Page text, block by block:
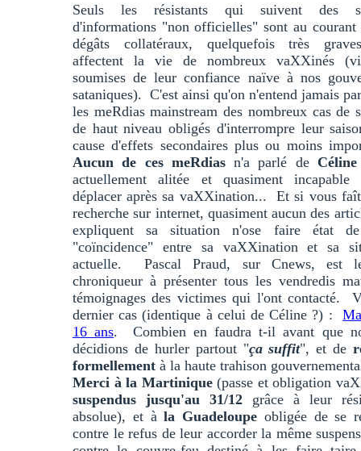
Seuls les résistants qui suivent des
d'informations "non officielles" sont au courant
dégâts collatéraux, quelquefois très
affectent la vie de nombreux vaXXinés
soumises de leur confiance naïve à nos
sataniques). C'est ainsi qu'on n'entend jamais
les meRdias mainstream des nombreux cas de
de haut niveau obligés d'interrompre leur
cause d'effets secondaires plus ou moins
Aucun de ces meRdiasn'a parlé de
actuellement alitée et quasiment
déplacer après sa vaXXination... Et si vous
recherche sur internet, quasiment aucun des
expliquent sa situation n'ose faire état
"coïncidence" entre sa vaXXination et sa
actuelle. Pascal Praud, sur Cnews, est
chroniqueur à présenter tous les vendredis
témoignages des victimes qui l'ont contacté.
dernier cas (identique à celui de Céline ?) :
16 ans. Combien en faudra t-il avant que
décidions de hurler partout "ça suffit", et de
formellement à la haute trahison
Merci à la Martinique(passe et obligation
suspendus jusqu'au 31/12 grâce à leur
absolue), et àla Guadeloupe obligée de se
contre le refus de leur accorder la même